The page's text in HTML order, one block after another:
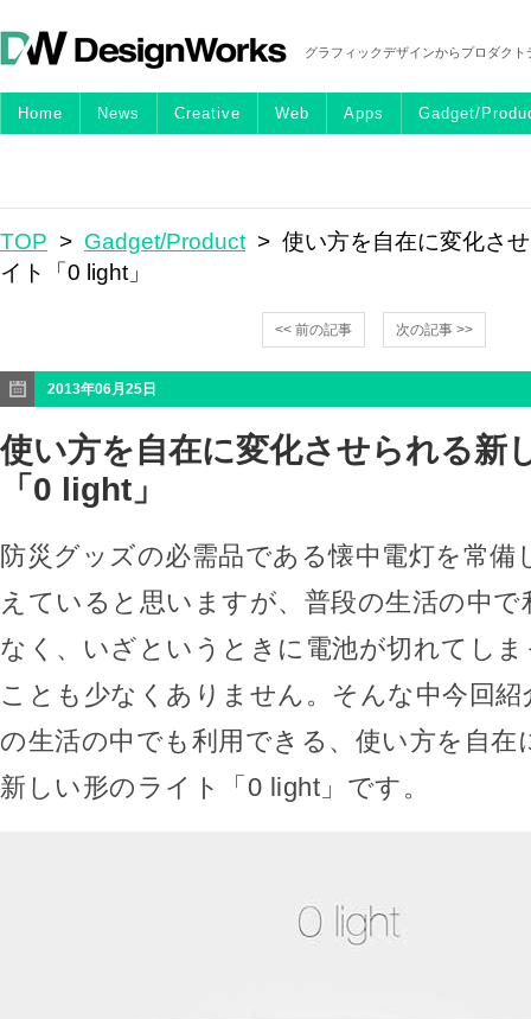
グラフィックデザインからプロダク
Home News Creative Web Apps Gadget/
TOP > Gadget/Product > 使い方を自在に変化さ
イト「0 light」
<< 前の記事 次の記事 >>
2013年06月25日
使い方を自在に変化させられる新
「0 light」
防災グッズの必需品である懐中電灯を常備
えていると思いますが、普段の生活の中で
なく、いざというときに電池が切れてし
ことも少なくありません。そんな中今回
の生活の中でも利用できる、使い方を自在
新しい形のライト「0 light」です。